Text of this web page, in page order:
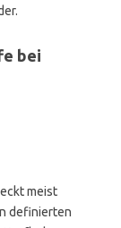
bei
meist
definierten